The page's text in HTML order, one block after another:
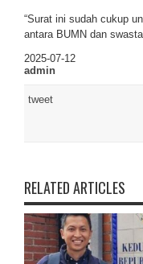
“Surat ini sudah cukup
antara BUMN dan
2025-07-12
admin
tweet
RELATED ARTICLES